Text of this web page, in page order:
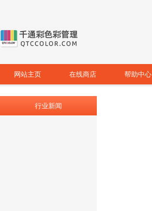
网站主页 在线商店 帮助中心
行业新闻